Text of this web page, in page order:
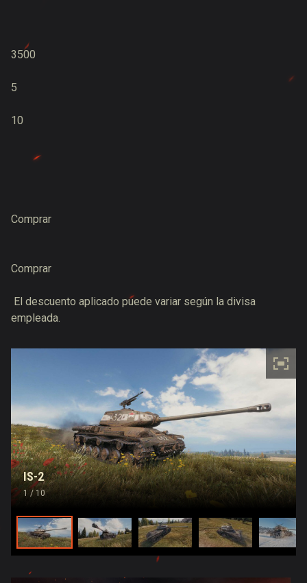
3500
5
10
Comprar
Comprar
El descuento aplicado puede variar según la divisa
empleada.
IS-2
1 / 10